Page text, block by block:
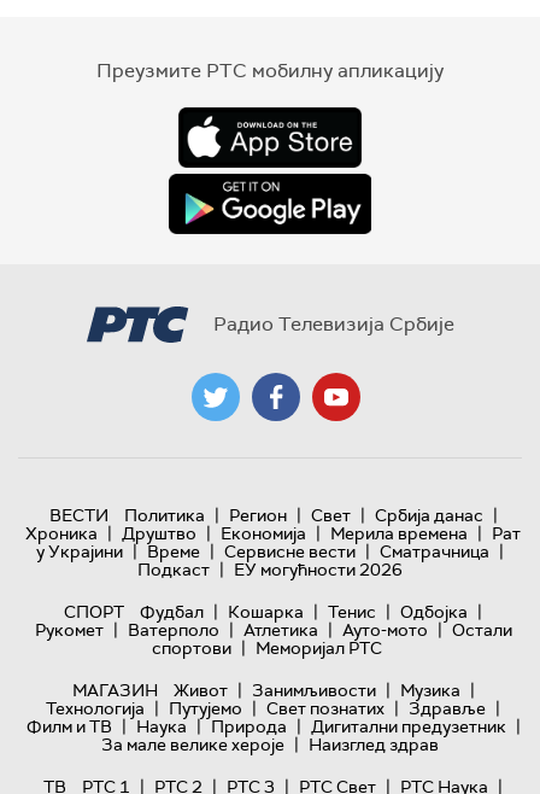
Преузмите РТС мобилну апликацију
Радио Телевизија Србије
ВЕСТИ Политика | Регион | Свет | Србија данас |
Хроника | Друштво | Економија | Мерила времена | Рат
у Украјини | Време | Сервисне вести | Сматрачница |
Подкаст | ЕУ могућности 2026
СПОРТ
Фудбал | Кошарка | Тенис | Одбојка |
Рукомет | Ватерполо | Атлетика | Ауто-мото | Остали
спортови | Меморијал РТС
МАГАЗИН
Живот | Занимљивости | Музика |
Технологијa | Путујемо | Свет познатих | Здравље |
Филм и ТВ | Наука | Природа | Дигитални предузетник |
За мале велике хероје | Наизглед здрав
ТВ
РТС 1 | РТС 2 | РТС 3 | РТС Свет | РТС Наука |